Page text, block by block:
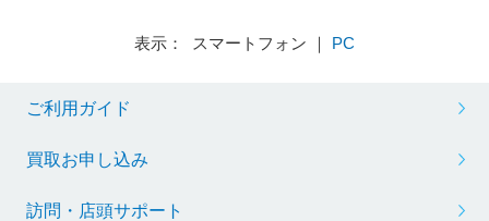
表示： スマートフォン ｜ PC
ご利用ガイド
買取お申し込み
訪問・店頭サポート